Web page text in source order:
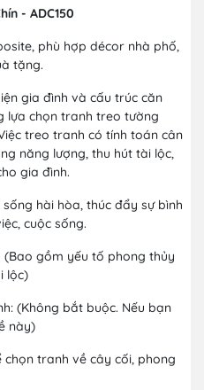
- ADC150
phù hợp décor nhà phố,
tặng.
gia đình và cấu trúc căn
lựa chọn tranh treo tường
treo tranh có tính toán cân
năng lượng, thu hút tài lộc,
gia đình.
hài hòa, thúc đẩy sự bình
cuộc sống.
gồm yếu tố phong thủy
lộc)
(Không bắt buộc. Nếu bạn
này)
chọn tranh về cây cối, phong